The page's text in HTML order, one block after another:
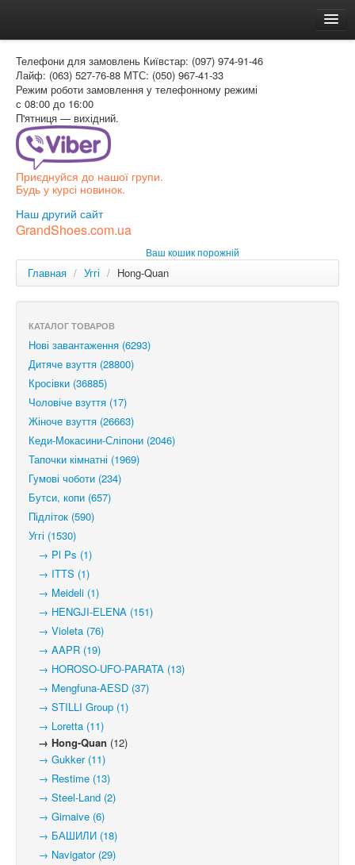
Доставка и оплата
Как заказать
Контакти
Таблиця розмірів
Вхід для покупця
РОС
Телефони для замовлень Київстар: (097) 974-91-46
Лайф: (063) 527-76-88 МТС: (050) 967-41-33
Режим роботи замовлення у телефонному режимі
с 08:00 до 16:00
П'ятниця — вихідний.
Приєднуйся до нашої групи.
Будь у курсі новинок.
Наш другий сайт
GrandShoes.com.ua
Ваш кошик порожній
Главная / Уггі / Hong-Quan
КАТАЛОГ ТОВАРОВ
Нові завантаження (6293)
Дитяче взуття (28800)
Кросівки (36885)
Чоловіче взуття (17)
Жіноче взуття (26663)
Кеди-Мокасини-Сліпони (2046)
Тапочки кімнатні (1969)
Гумові чоботи (234)
Бутси, копи (657)
Підліток (590)
Уггі (1530)
→ Pl Ps (1)
→ ITTS (1)
→ Meideli (1)
→ HENGJI-ELENA (151)
→ Violeta (76)
→ AAPR (19)
→ HOROSO-UFO-PARATA (13)
→ Mengfuna-AESD (37)
→ STILLI Group (1)
→ Loretta (11)
→ Hong-Quan (12)
→ Gukker (11)
→ Restime (13)
→ Steel-Land (2)
→ Girnaive (6)
→ БАШИЛИ (18)
→ Navigator (29)